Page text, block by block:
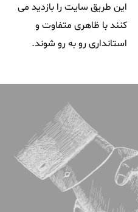
این طریق سایت را بازدید می
کنند با ظاهری متفاوت و
استانداری رو به رو شوند.